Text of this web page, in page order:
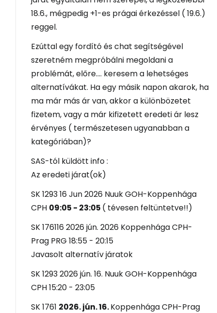
18.6., mégpedig +1-es prágai érkezéssel ( 19.6.)
reggel.
Ezúttal egy fordító és chat segítségével
szeretném megpróbálni megoldani a
problémát, előre.... keresem a lehetséges
alternatívákat. Ha egy másik napon akarok, ha
ma már más ár van, akkor a különbözetet
fizetem, vagy a már kifizetett eredeti ár lesz
érvényes ( természetesen ugyanabban a
kategóriában)?
SAS-tól küldött info :
Az eredeti járat(ok)
SK 1293 16 Jun 2026 Nuuk GOH-Koppenhága
CPH 09:05 - 23:05 ( tévesen feltüntetve!!)
SK 176116 2026 jún. 2026 Koppenhága CPH-
Prag PRG 18:55 - 20:15
Javasolt alternatív járatok
SK 1293 2026 jún. 16. Nuuk GOH-Koppenhága
CPH 15:20 - 23:05
SK 1761 2026. jún. 16.Koppenhága CPH-Prag